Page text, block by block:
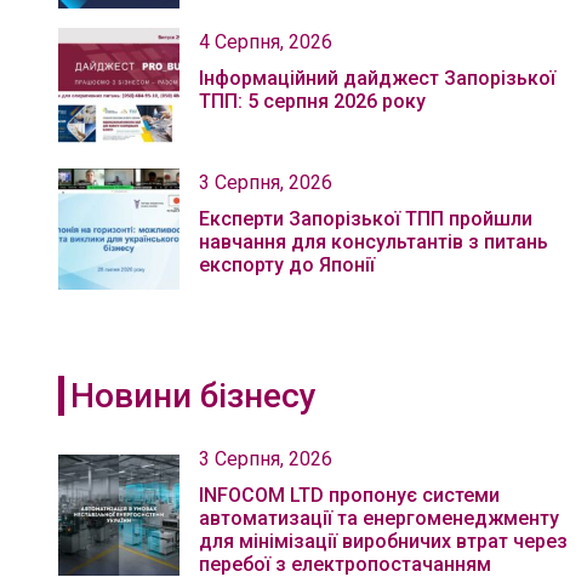
4 Серпня, 2026
Інформаційний дайджест Запорізької
ТПП: 5 серпня 2026 року
3 Серпня, 2026
Експерти Запорізької ТПП пройшли
навчання для консультантів з питань
експорту до Японії
Новини бізнесу
3 Серпня, 2026
INFOCOM LTD пропонує системи
автоматизації та енергоменеджменту
для мінімізації виробничих втрат через
перебої з електропостачанням